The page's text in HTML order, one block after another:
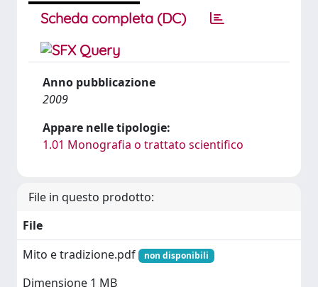
Scheda completa (DC)
Anno pubblicazione
2009
Appare nelle tipologie:
1.01 Monografia o trattato scientifico
File in questo prodotto:
File
Mito e tradizione.pdf
non disponibili
Dimensione 1 MB